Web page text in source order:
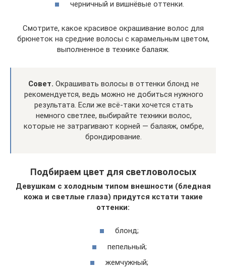
черничный и вишнёвые оттенки.
Смотрите, какое красивое окрашивание волос для
брюнеток на средние волосы с карамельным цветом,
выполненное в технике балаяж.
Совет. Окрашивать волосы в оттенки блонд не
рекомендуется, ведь можно не добиться нужного
результата. Если же всё-таки хочется стать
немного светлее, выбирайте техники волос,
которые не затрагивают корней — балаяж, омбре,
брондирование.
Подбираем цвет для светловолосых
Девушкам с холодным типом внешности (бледная
кожа и светлые глаза) придутся кстати такие
оттенки:
блонд;
пепельный;
жемчужный;